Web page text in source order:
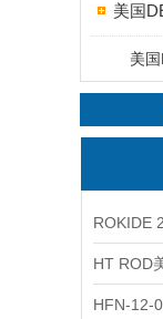
美国
美
ROKIDE
HT ROD